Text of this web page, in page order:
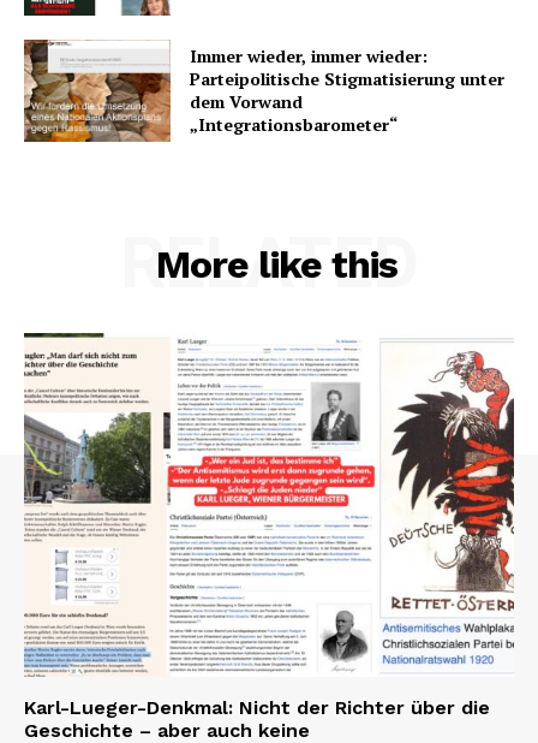
Immer wieder, immer wieder:
Parteipolitische Stigmatisierung unter
dem Vorwand
„Integrationsbarometer“
More like this
RELATED
Karl-Lueger-Denkmal: Nicht der Richter über die
Geschichte – aber auch keine